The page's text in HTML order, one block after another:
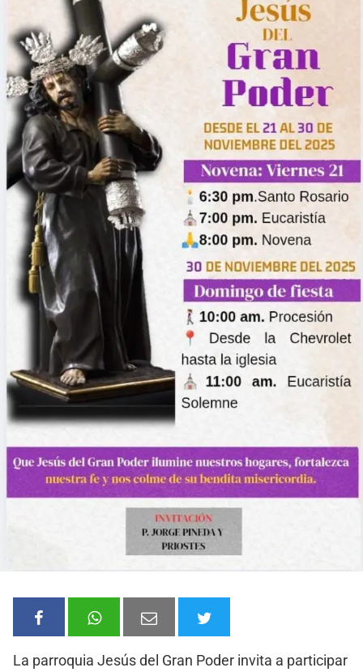
La parroquia Jesús del Gran Poder invita a participar